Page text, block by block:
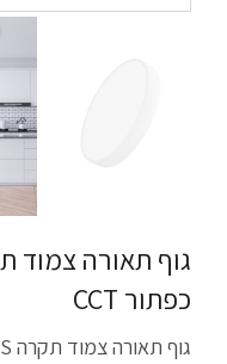
כפתור CCT